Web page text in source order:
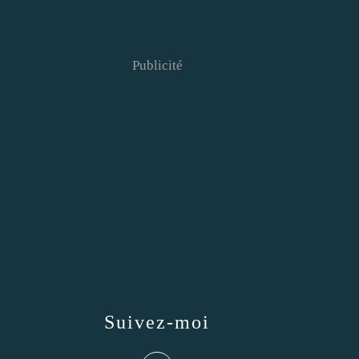
Suivez-moi
Publicité